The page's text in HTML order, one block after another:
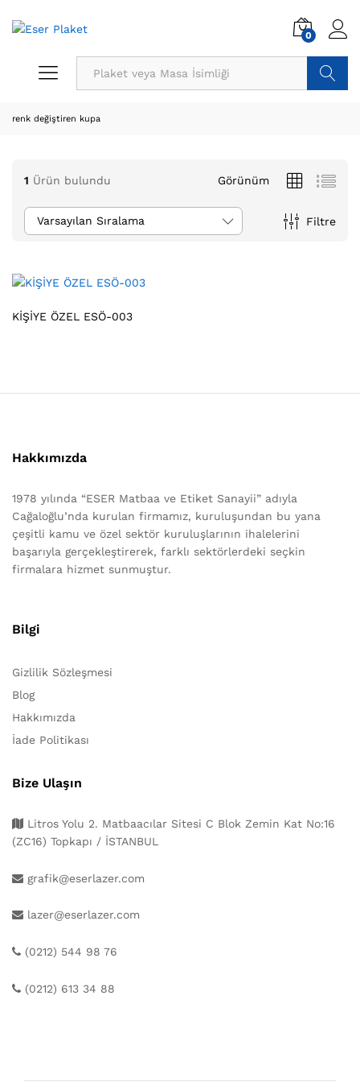
0
renk değiştiren kupa
1 Ürün bulundu Görünüm
Filtre
Varsayılan Sıralama
KİŞİYE ÖZEL ESÖ-003
Hakkımızda
1978 yılında “ESER Matbaa ve Etiket Sanayii” adıyla
Cağaloğlu’nda kurulan firmamız, kuruluşundan bu yana
çeşitli kamu ve özel sektör kuruluşlarının ihalelerini
başarıyla gerçekleştirerek, farklı sektörlerdeki seçkin
firmalara hizmet sunmuştur.
Bilgi
Gizlilik Sözleşmesi
Blog
Hakkımızda
İade Politikası
Bize Ulaşın
Litros Yolu 2. Matbaacılar Sitesi C Blok Zemin Kat No:16
(ZC16) Topkapı / İSTANBUL
grafik@eserlazer.com
lazer@eserlazer.com
(0212) 544 98 76
(0212) 613 34 88